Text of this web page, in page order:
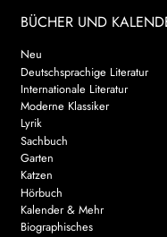
BÜCHER UND
Neu
Deutschsprachige Literatur
Internationale Literatur
Moderne Klassiker
Lyrik
Sachbuch
Garten
Katzen
Hörbuch
Kalender & Mehr
Biographisches